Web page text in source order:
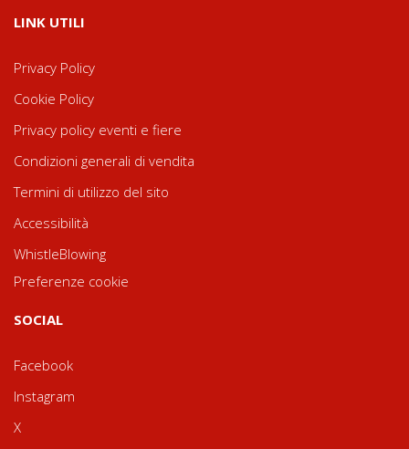
LINK UTILI
Privacy Policy
Cookie Policy
Privacy policy eventi e fiere
Condizioni generali di vendita
Termini di utilizzo del sito
Accessibilità
WhistleBlowing
Preferenze cookie
SOCIAL
Facebook
Instagram
X